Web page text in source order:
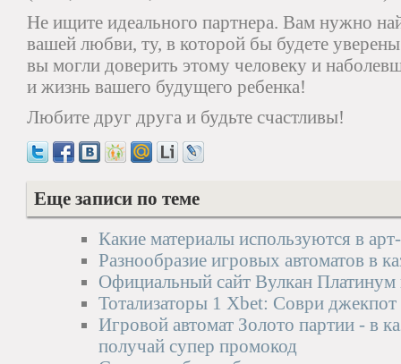
Не ищите идеального партнера. Вам нужно
вашей любви, ту, в которой бы будете
вы могли доверить этому человеку и
и жизнь вашего будущего ребенка!
Любите друг друга и будьте счастливы!
Еще записи по теме
Какие материалы используются в
Разнообразие игровых автоматов в
Официальный сайт Вулкан Платинум
Тотализаторы 1 Xbet: Соври
Игровой автомат Золото партии - в
получай супер промокод